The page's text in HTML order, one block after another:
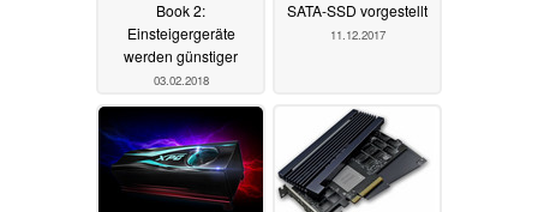
Book 2:
Einsteigergeräte
werden günstiger
03.02.2018
SATA-SSD vorgestellt
11.12.2017